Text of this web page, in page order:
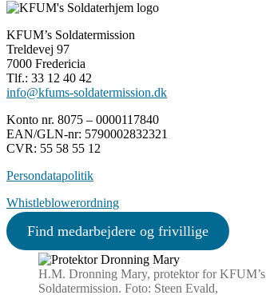
KFUM’s Soldatermission
Treldevej 97
7000 Fredericia
Tlf.: 33 12 40 42
info@kfums-soldatermission.dk
Konto nr. 8075 – 0000117840
EAN/GLN-nr: 5790002832321
CVR: 55 58 55 12
Persondatapolitik
Whistleblowerordning
Find medarbejdere og frivillige
H.M. Dronning Mary, protektor for KFUM’s
Soldatermission. Foto: Steen Evald,